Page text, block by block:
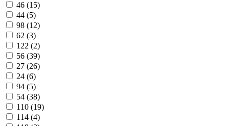
46 (15)
44 (5)
98 (12)
62 (3)
122 (2)
56 (39)
27 (26)
24 (6)
94 (5)
54 (38)
110 (19)
114 (4)